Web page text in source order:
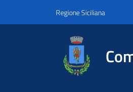
Regione Siciliana